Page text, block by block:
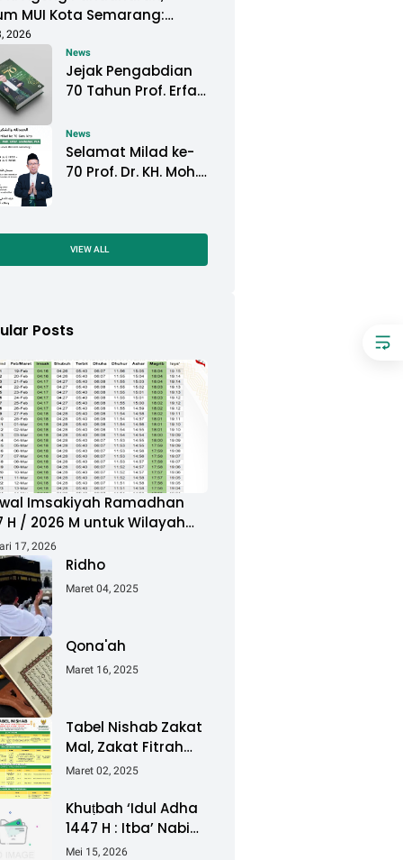
MUI Kota Semarang:
Sejarah Harus Terus
2026
News
Jejak Pengabdian
70 Tahun Prof. Erfan
Diabadikan dalam
Buku Biografi
News
Selamat Milad ke-
70 Prof. Dr. KH. Moh.
VIEW ALL
Posts
Imsakiyah Ramadhan
H / 2026 M untuk Wilayah
Semarang
17, 2026
Ridho
Maret 04, 2025
Qona'ah
Maret 16, 2025
Tabel Nishab Zakat
Mal, Zakat Fitrah
dan Fidyah
2025 M
Maret 02, 2025
Khuṭbah ‘Idul Adha
1447 H : Itba’ Nabi
Ibrahim dalam
Mei 15, 2026